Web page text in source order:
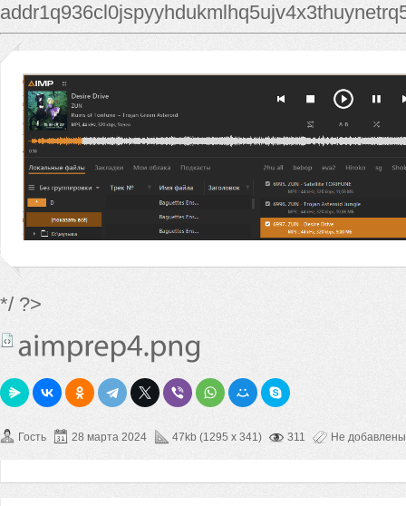
*/ ?>
Гость 28 марта 2024 47kb (1295 x 341) 311 Не добавлены